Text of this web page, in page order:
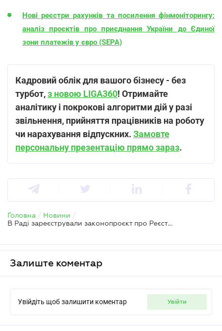
Нові реєстри рахунків та посилення фінмоніторингу:
аналіз проєктів про приєднання України до Єдиної
зони платежів у євро (SEPA)
Кадровий облік для вашого бізнесу - без
турбот,з новою LIGA360! Отримайте
аналітику і покрокові алгоритми дій у разі
звільнення, прийняття працівників на роботу
чи нарахування відпускних. Замовте
персональну презентацію прямо зараз.
Головна / Новини /
В Раді зареєстрували законопроєкт про Реєстр осіб, чиї платежі будуть під спецконтролем
Залиште коментар
Увійдіть щоб залишити коментар увійти